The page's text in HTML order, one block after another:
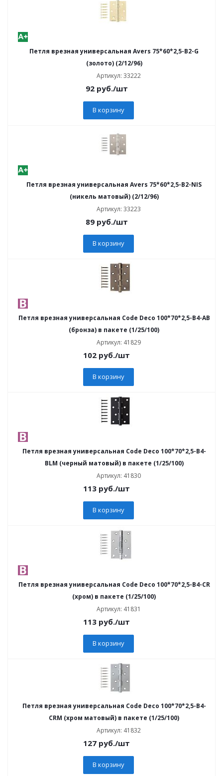
Петля врезная универсальная Avers 75*60*2,5-B2-G
(золото) (2/12/96)
Артикул: 33222
92руб./шт
В корзину
Петля врезная универсальная Avers 75*60*2,5-B2-NIS
(никель матовый) (2/12/96)
Артикул: 33223
89руб./шт
В корзину
Петля врезная универсальная Code Deco 100*70*2,5-B4-AB
(бронза) в пакете (1/25/100)
Артикул: 41829
102 руб./шт
В корзину
Петля врезная универсальная Code Deco 100*70*2,5-B4-
BLM (черный матовый) в пакете (1/25/100)
Артикул: 41830
113 руб./шт
В корзину
Петля врезная универсальная Code Deco 100*70*2,5-B4-CR
(хром) в пакете (1/25/100)
Артикул: 41831
113 руб./шт
В корзину
Петля врезная универсальная Code Deco 100*70*2,5-B4-
CRM (хром матовый) в пакете (1/25/100)
Артикул: 41832
127 руб./шт
В корзину